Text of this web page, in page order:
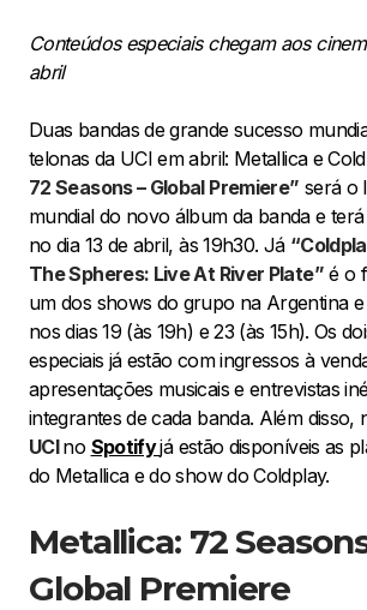
Conteúdos especiais chegam aos
abril
Duas bandas de grande sucesso
telonas da UCI em abril: Metallica e
72 Seasons – Global Premiere” será o
mundial do novo álbum da banda e
no dia 13 de abril, às 19h30. Já
The Spheres: Live At River Plate”é o
um dos shows do grupo na Argentina e
nos dias 19 (às 19h) e 23 (às 15h). Os
especiais já estão com ingressos à
apresentações musicais e entrevistas
integrantes de cada banda. Além disso,
UCIno Spotifyjá estão disponíveis as
do Metallica e do show do Coldplay.
Metallica: 72
Global Premiere